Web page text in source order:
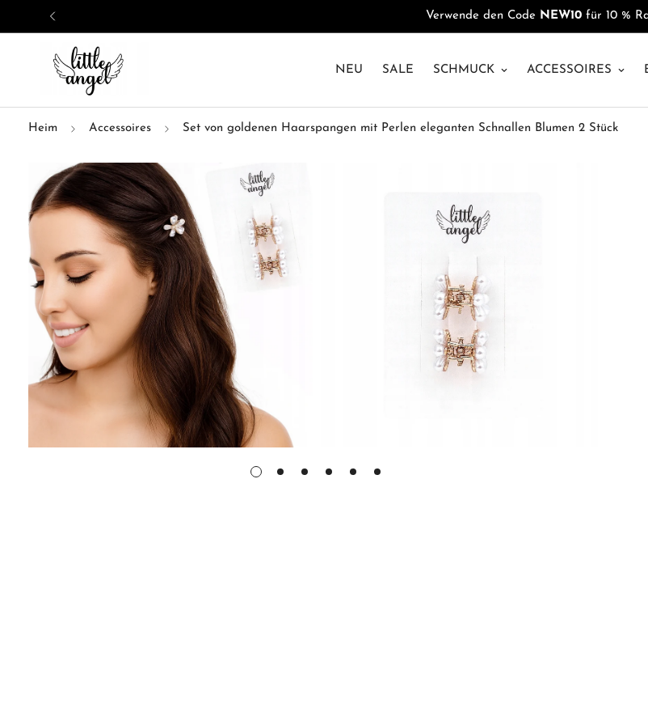
Verwende den Code NEW10 für 10 %
NEU SALE SCHMUCK ACCESSOIRES
Heim Accessoires Set von goldenen Haarspangen mit Perlen eleganten Schnallen Blumen 2 Stück